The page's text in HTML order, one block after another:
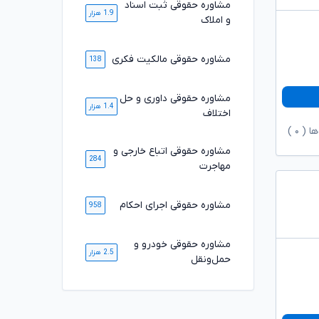
( ۰
مشاوره حقوقی ثبت اسناد
و املاک
1.9 هزار
مشاوره حقوقی مالکیت فکری 138
مشاوره حقوقی داوری و حل
اختلاف
1.4 هزار
مشاوره حقوقی اتباع خارجی و
مهاجرت
284
مشاوره حقوقی اجرای احکام 958
مشاوره حقوقی خودرو و
حمل‌ونقل
2.5 هزار